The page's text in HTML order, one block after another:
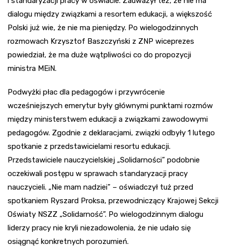
dialogu między związkami a resortem edukacji, a większość
Polski już wie, że nie ma pieniędzy. Po wielogodzinnych
rozmowach Krzysztof Baszczyński z ZNP wiceprezes
powiedział, że ma duże wątpliwości co do propozycji
ministra MEiN.
Podwyżki płac dla pedagogów i przywrócenie
wcześniejszych emerytur były głównymi punktami rozmów
między ministerstwem edukacji a związkami zawodowymi
pedagogów. Zgodnie z deklaracjami, związki odbyły 1 lutego
spotkanie z przedstawicielami resortu edukacji.
Przedstawiciele nauczycielskiej „Solidarności” podobnie
oczekiwali postępu w sprawach standaryzacji pracy
nauczycieli. „Nie mam nadziei” – oświadczył tuż przed
spotkaniem Ryszard Proksa, przewodniczący Krajowej Sekcji
Oświaty NSZZ „Solidarność”. Po wielogodzinnym dialogu
liderzy pracy nie kryli niezadowolenia, że nie udało się
osiągnąć konkretnych porozumień.